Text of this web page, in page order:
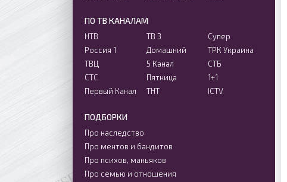
ПО ТВ КАНАЛАМ
НТВ
Россия 1
ТВЦ
СТС
Первый Канал
ТВ 3
Домашний
5 Канал
Пятница
ТНТ
Супер
ТРК Украина
СТБ
1+1
ICTV
ПОДБОРКИ
Про наследство
Про ментов и бандитов
Про психов, маньяков
Про семью и отношения